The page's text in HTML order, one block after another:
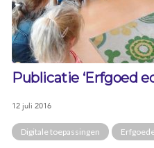
Publicatie ‘Erfgoed
12 juli 2016
Digitale toepassingen